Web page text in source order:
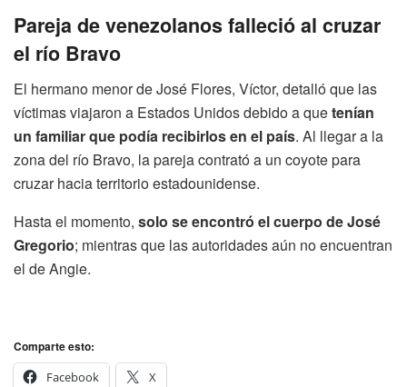
Pareja de venezolanos falleció al cruzar
el río Bravo
El hermano menor de José Flores, Víctor, detalló que las
víctimas viajaron a Estados Unidos debido a quetenían
un familiar que podía recibirlos en el país. Al llegar a la
zona del río Bravo, la pareja contrató a un coyote para
cruzar hacia territorio estadounidense.
Hasta el momento, solo se encontró el cuerpo de José
Gregorio; mientras que las autoridades aún no encuentran
el de Angie.
Comparte esto:
Facebook
X